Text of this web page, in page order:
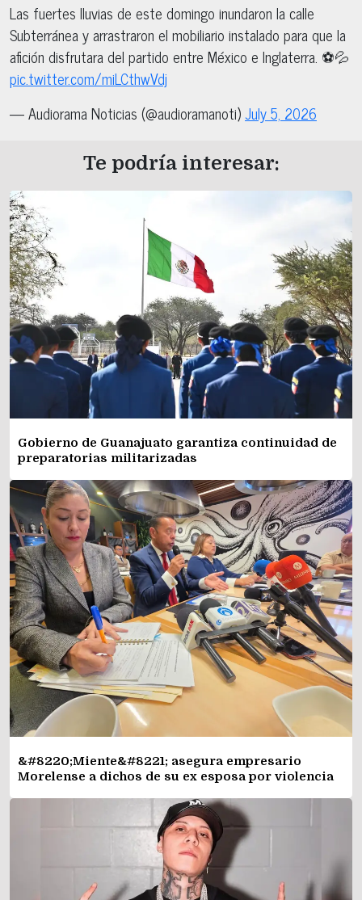
Las fuertes lluvias de este domingo inundaron la calle
Subterránea y arrastraron el mobiliario instalado para que la
afición disfrutara del partido entre México e Inglaterra. ⚽💦
pic.twitter.com/miLCthwVdj
— Audiorama Noticias (@audioramanoti)July 5, 2026
Te podría interesar:
Gobierno de Guanajuato garantiza continuidad de
preparatorias militarizadas
&#8220;Miente&#8221; asegura empresario
Morelense a dichos de su ex esposa por violencia